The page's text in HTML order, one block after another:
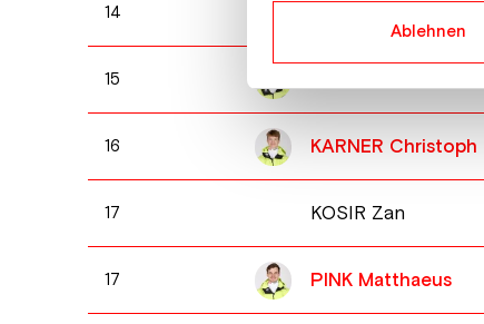
Ablehnen
14
15
16 KARNER Christoph
17 KOSIR Zan
17 PINK Matthaeus